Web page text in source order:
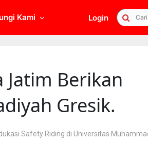
Kami Login
Jatim Berikan
Gresik.
Safety Riding di Universitas